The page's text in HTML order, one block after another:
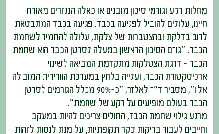
מחלות רקע וגורמי סיכון מובנים או כאלה הנגזרים מאורח
חיינו, עלולים להוביל לפגיעה בכבד. פגיעה בכבד המתבטאת
לרוב בדלקת ובהצטברות של צלקת, עלולה להחמיר לשחמת
הכבד. "גורם הסיכון הראשון במעלה לסרטן הכבד הוא שחמת
הכבד – דרגת הצטלקות מתקדמת המביאה לשינוי
ארכיטקטורת הכבד, ועלייה בלחץ במערכת הוורידית המובילה
אליו", מסביר ד"ר לאלזר, ״כ-90% מכלל הגורמים לסרטן
הכבד בעולם מופיעים על רקע של שחמת".
מרגע גילוי שחמת הכבד, החולים צריכים להיות במעקב
וחייבים לעבור בדיקות סקר תקופתיות, על מנת לנסות לזהות